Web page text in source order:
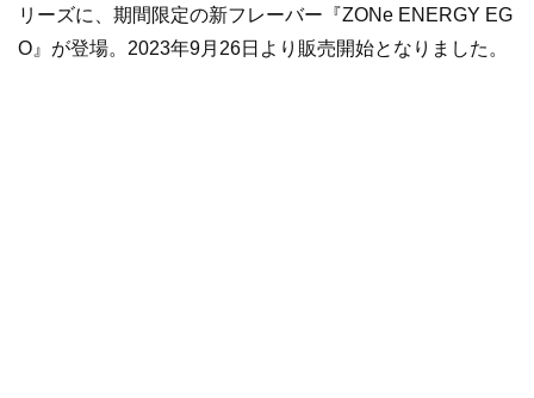
リーズに、期間限定の新フレーバー『ZONe ENERGY EG
O』が登場。2023年9月26日より販売開始となりました。